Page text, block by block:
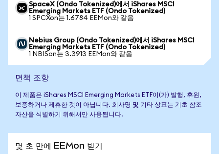
SpaceX (Ondo Tokenized)에서 iShares MSCI
Emerging Markets ETF (Ondo Tokenized)
1 SPCXon는 1.6784 EEMon와 같음
Nebius Group (Ondo Tokenized)에서 iShares MSCI
Emerging Markets ETF (Ondo Tokenized)
1 NBISon는 3.3913 EEMon와 같음
면책 조항
이 제품은 iShares MSCI Emerging Markets ETF이(가) 발행, 후원,
보증하거나 제휴한 것이 아닙니다. 회사명 및 기타 상표는 기초 참조
자산을 식별하기 위해서만 사용됩니다.
몇 초 만에 EEMon 받기